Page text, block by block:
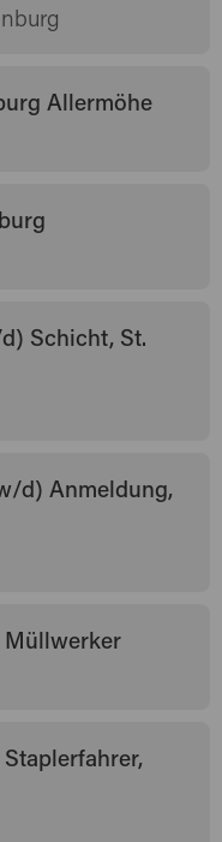
Allermöhe
Schicht, St.
d) Anmeldung,